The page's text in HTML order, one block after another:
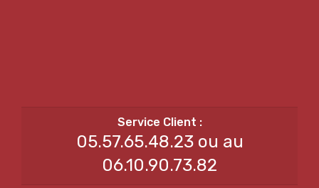
05.57.65.48.23 ou au
06.10.90.73.82